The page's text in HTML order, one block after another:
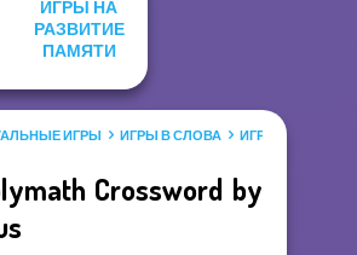
ИГРЫ НА
РАЗВИТИЕ
ПАМЯТИ
ИГРЫ ИГРЫ В СЛОВА ИГРЫ
Crossword by